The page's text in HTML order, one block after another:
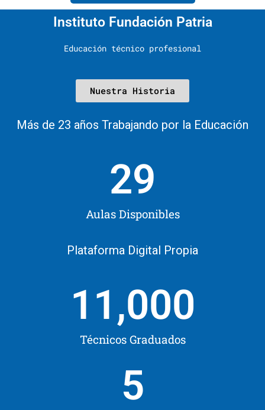
Instituto Fundación Patria
Educación técnico profesional
Nuestra Historia
Más de 23 años Trabajando por la Educación
Aulas Disponibles
29
Plataforma Digital Propia
Técnicos Graduados
11,000
5